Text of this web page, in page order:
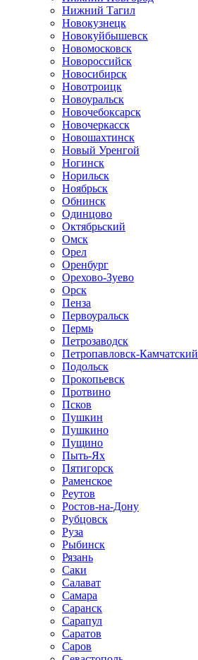
Нижний Тагил
Новокузнецк
Новокуйбышевск
Новомосковск
Новороссийск
Новосибирск
Новотроицк
Новоуральск
Новочебоксарск
Новочеркасск
Новошахтинск
Новый Уренгой
Ногинск
Норильск
Ноябрьск
Обнинск
Одинцово
Октябрьский
Омск
Орел
Оренбург
Орехово-Зуево
Орск
Пенза
Первоуральск
Пермь
Петрозаводск
Петропавловск-Камчатский
Подольск
Прокопьевск
Протвино
Псков
Пушкин
Пушкино
Пущино
Пыть-Ях
Пятигорск
Раменское
Реутов
Ростов-на-Дону
Рубцовск
Руза
Рыбинск
Рязань
Саки
Салават
Самара
Саранск
Сарапул
Саратов
Саров